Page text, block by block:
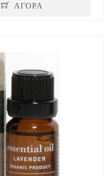
ΑΓΟΡΑ